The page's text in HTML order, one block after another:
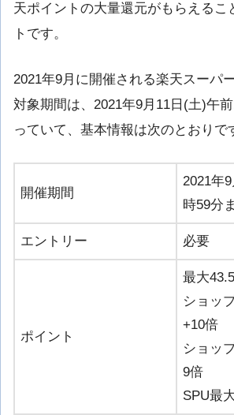
天ポイントの大量還元がもらえるこ
トです。
2021年9月に開催される楽天スーパ
対象期間は、2021年9月11日(土)午
っていて、基本情報は次のとおりで
開催期間
2021年
時59分
エントリー 必要
ポイント
最大
ショッ
+10倍
ショッ
9倍
SPU最